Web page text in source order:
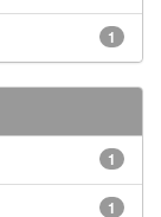
1
1
1